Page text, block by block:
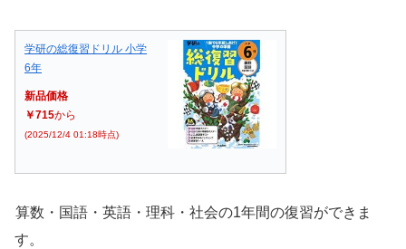
学研の総復習ドリル 小学
6年
新品価格
￥715から
(2025/12/4 01:18時点)
算数・国語・英語・理科・社会の1年間の復習ができま
す。